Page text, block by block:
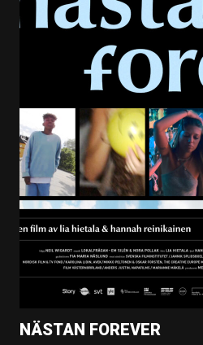
NÄSTAN FOREVER